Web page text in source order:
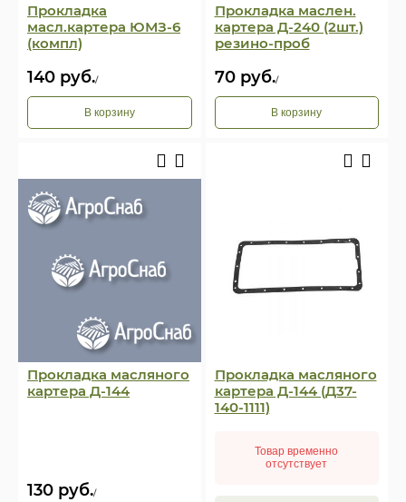
Прокладка
масл.картера ЮМЗ-6
(компл)
140 руб./
В корзину
Прокладка маслен.
картера Д-240 (2шт.)
резино-проб
70руб./
В корзину
Прокладка масляного
картера Д-144
130 руб./
Прокладка масляного
картера Д-144 (Д37-
140-1111)
Товар временно
отсутствует